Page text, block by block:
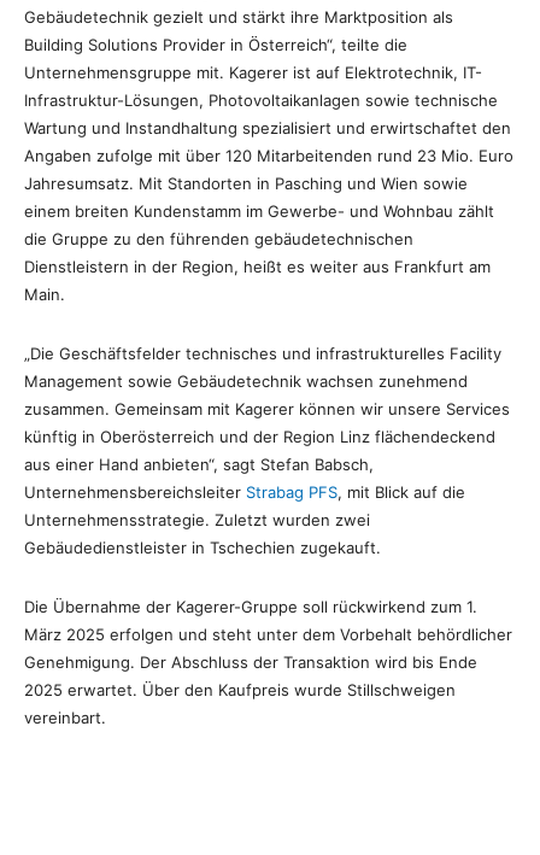
Gebäudetechnik gezielt und stärkt ihre Marktposition als
Building Solutions Provider in Österreich“, teilte die
Unternehmensgruppe mit. Kagerer ist auf Elektrotechnik, IT-
Infrastruktur-Lösungen, Photovoltaikanlagen sowie technische
Wartung und Instandhaltung spezialisiert und erwirtschaftet den
Angaben zufolge mit über 120 Mitarbeitenden rund 23 Mio. Euro
Jahresumsatz. Mit Standorten in Pasching und Wien sowie
einem breiten Kundenstamm im Gewerbe- und Wohnbau zählt
die Gruppe zu den führenden gebäudetechnischen
Dienstleistern in der Region, heißt es weiter aus Frankfurt am
Main.
„Die Geschäftsfelder technisches und infrastrukturelles Facility
Management sowie Gebäudetechnik wachsen zunehmend
zusammen. Gemeinsam mit Kagerer können wir unsere Services
künftig in Oberösterreich und der Region Linz flächendeckend
aus einer Hand anbieten“, sagt Stefan Babsch,
Unternehmensbereichsleiter Strabag PFS, mit Blick auf die
Unternehmensstrategie. Zuletzt wurden zwei
Gebäudedienstleister in Tschechien zugekauft.
Die Übernahme der Kagerer-Gruppe soll rückwirkend zum 1.
März 2025 erfolgen und steht unter dem Vorbehalt behördlicher
Genehmigung. Der Abschluss der Transaktion wird bis Ende
2025 erwartet. Über den Kaufpreis wurde Stillschweigen
vereinbart.